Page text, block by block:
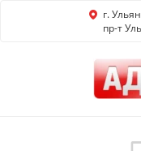
Перейти к основной
г.
пр-т